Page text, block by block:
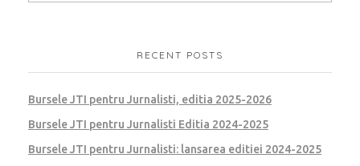
RECENT POSTS
Bursele JTI pentru Jurnalisti, editia 2025-2026
Bursele JTI pentru Jurnalisti Editia 2024-2025
Bursele JTI pentru Jurnalisti: lansarea editiei 2024-2025